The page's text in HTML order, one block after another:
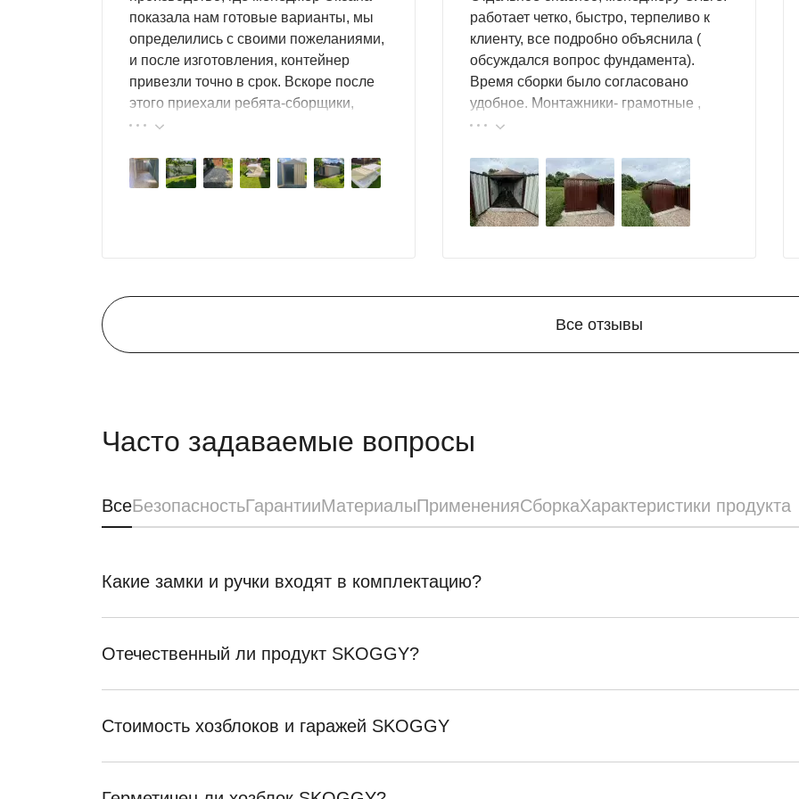
Для монтажа контейнеров SKOGGY не требуется подготовка фундамента, достаточно установить
показала нам готовые варианты, мы
определились с своими пожеланиями,
и после изготовления, контейнер
привезли точно в срок. Вскоре после
этого приехали ребята-сборщики,
быстро, за пару часов, всё собрали.
поэтому всем советуем эту фирму.
работает четко, быстро, терпеливо к
клиенту, все подробно объяснила (
обсуждался вопрос фундамента).
Время сборки было согласовано
удобное. Монтажники- грамотные ,
культурные ребята. Спасибо компании
большой выбор продукции, реальные
цены.
Все отзывы
Часто задаваемые вопросы
ВсеБезопасностьГарантииМатериалыПримененияСборкаХарактеристики продукта
Какие замки и ручки входят в комплектацию?
Отечественный ли продукт SKOGGY?
Стоимость хозблоков и гаражей SKOGGY